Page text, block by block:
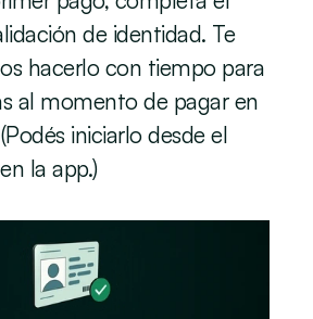
de identidad. Te
hacerlo con tiempo para
al momento de pagar en
iniciarlo desde el
la app.)